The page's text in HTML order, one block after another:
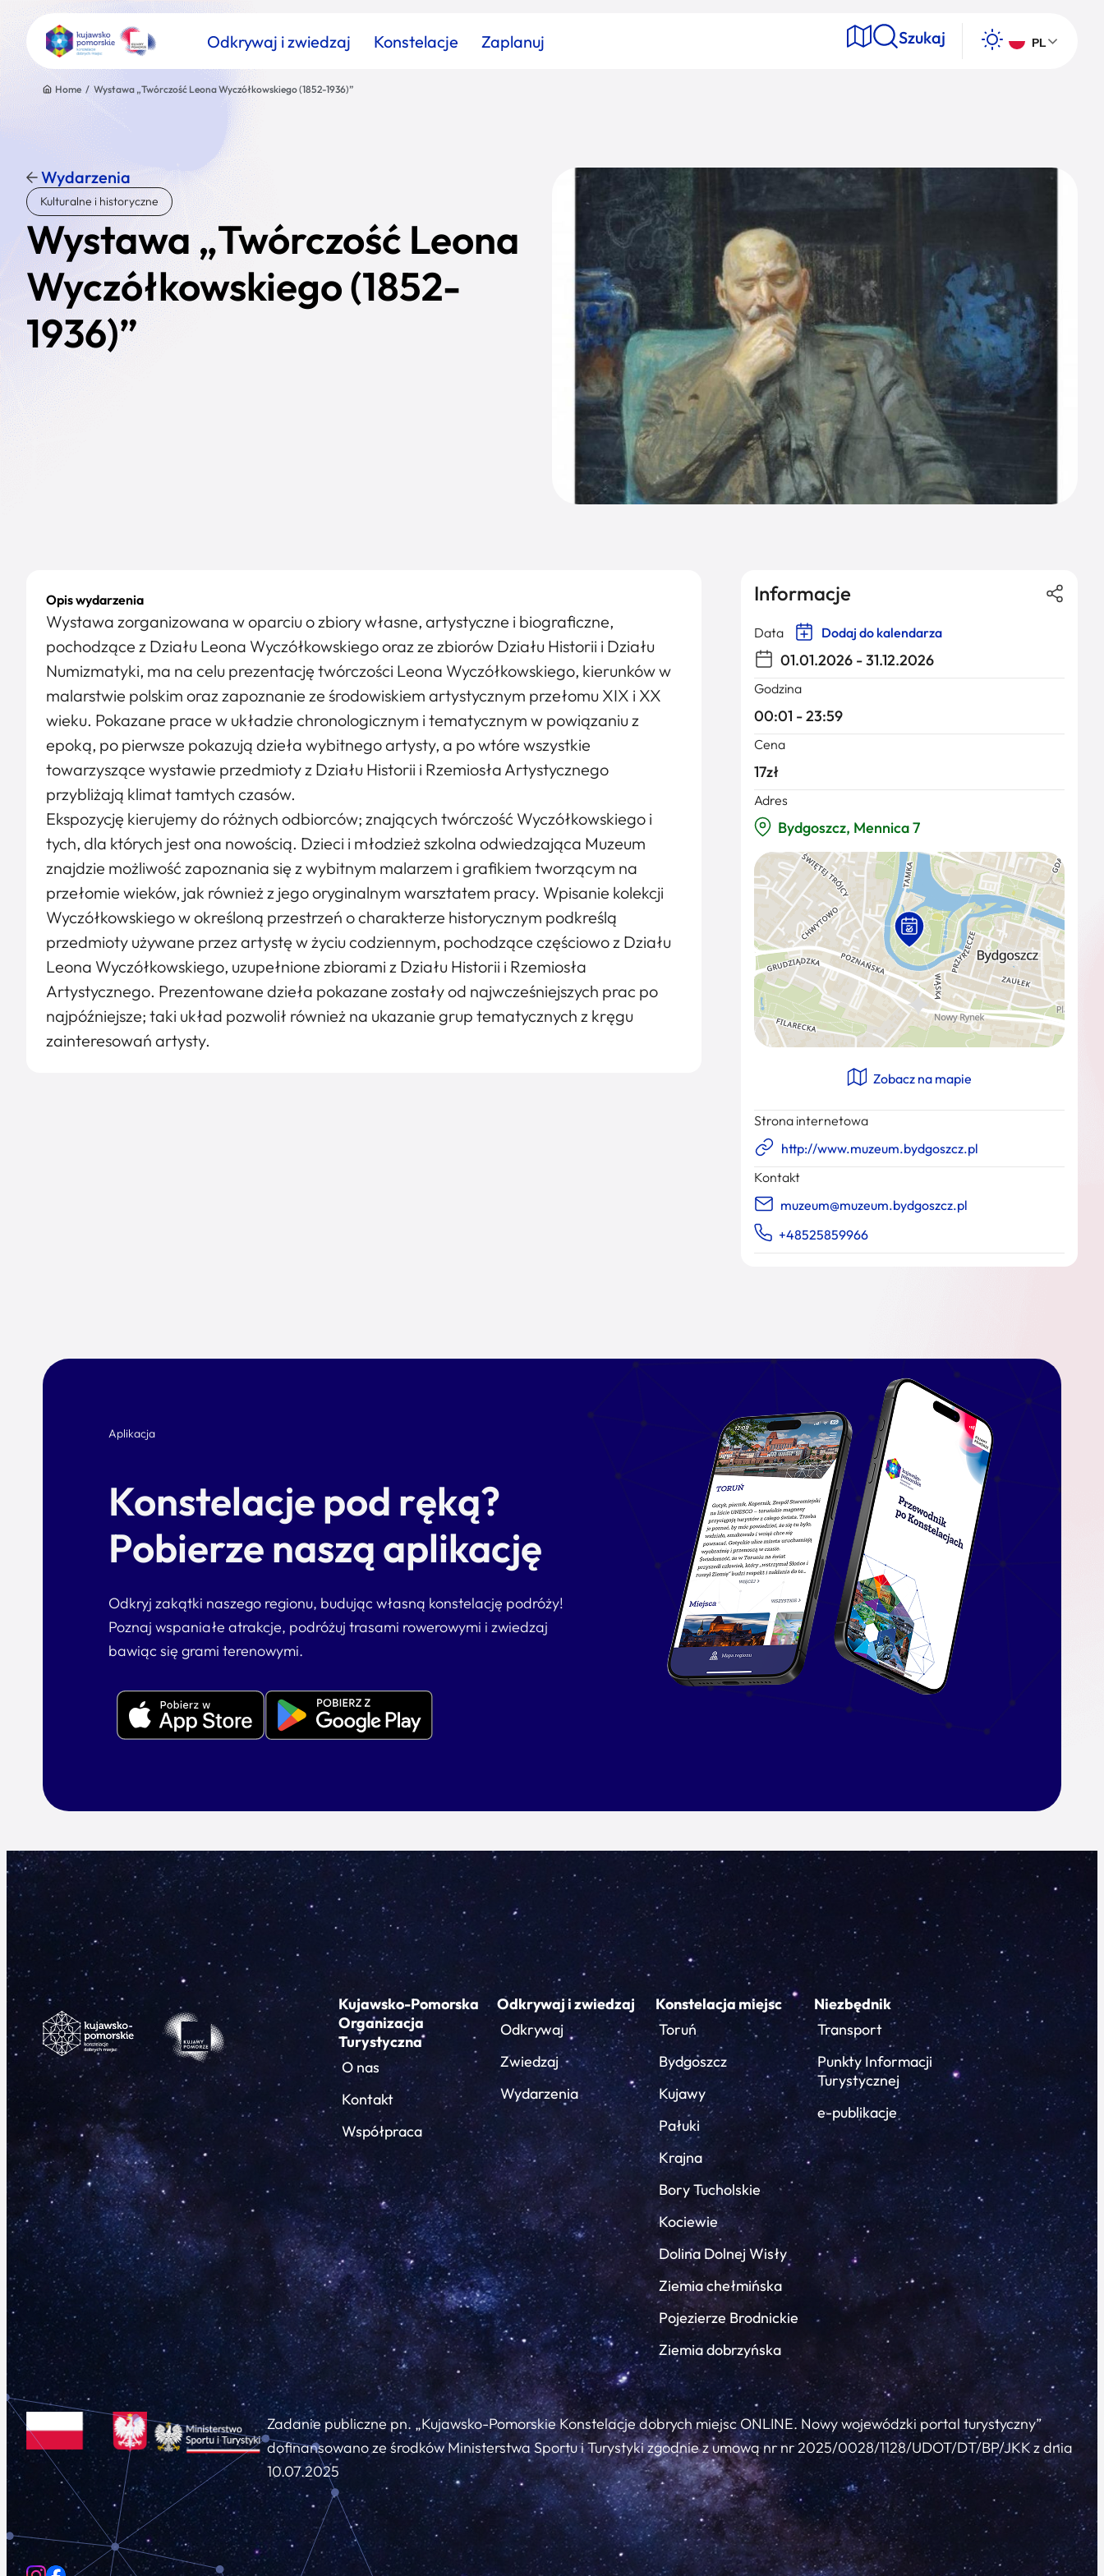
Odkrywaj i zwiedzaj Konstelacje Zaplanuj Szukaj PL
Znajdź atrakcję
Nazwa atrakcji Kategoria
Home / Wystawa „Twórczość Leona Wyczółkowskiego (1852-1936)”
Wydarzenia
Kulturalne i historyczne
Wystawa „Twórczość Leona
Wyczółkowskiego (1852-
1936)”
Opis wydarzenia
Wystawa zorganizowana w oparciu o zbiory własne, artystyczne i biograficzne,
pochodzące z Działu Leona Wyczółkowskiego oraz ze zbiorów Działu Historii i Działu
Numizmatyki, ma na celu prezentację twórczości Leona Wyczółkowskiego, kierunków w
malarstwie polskim oraz zapoznanie ze środowiskiem artystycznym przełomu XIX i XX
wieku. Pokazane prace w układzie chronologicznym i tematycznym w powiązaniu z
epoką, po pierwsze pokazują dzieła wybitnego artysty, a po wtóre wszystkie
towarzyszące wystawie przedmioty z Działu Historii i Rzemiosła Artystycznego
przybliżają klimat tamtych czasów.
Ekspozycję kierujemy do różnych odbiorców; znających twórczość Wyczółkowskiego i
tych, dla których jest ona nowością. Dzieci i młodzież szkolna odwiedzająca Muzeum
znajdzie możliwość zapoznania się z wybitnym malarzem i grafikiem tworzącym na
przełomie wieków, jak również z jego oryginalnym warsztatem pracy. Wpisanie kolekcji
Wyczółkowskiego w określoną przestrzeń o charakterze historycznym podkreślą
przedmioty używane przez artystę w życiu codziennym, pochodzące częściowo z Działu
Leona Wyczółkowskiego, uzupełnione zbiorami z Działu Historii i Rzemiosła
Artystycznego. Prezentowane dzieła pokazane zostały od najwcześniejszych prac po
najpóźniejsze; taki układ pozwolił również na ukazanie grup tematycznych z kręgu
zainteresowań artysty.
Informacje
Data Dodaj do kalendarza
01.01.2026 - 31.12.2026
Godzina
00:01 - 23:59
Cena
17zł
Adres
Bydgoszcz, Mennica 7
Zobacz na mapie
Strona internetowa
http://www.muzeum.bydgoszcz.pl
Kontakt
muzeum@muzeum.bydgoszcz.pl
+48525859966
Aplikacja
Konstelacje pod ręką?
Pobierze naszą aplikację
Odkryj zakątki naszego regionu, budując własną konstelację podróży!
Poznaj wspaniałe atrakcje, podróżuj trasami rowerowymi i zwiedzaj
bawiąc się grami terenowymi.
Kujawsko-Pomorska
Organizacja
Turystyczna
O nas
Kontakt
Współpraca
Odkrywaj i zwiedzaj
Odkrywaj
Zwiedzaj
Wydarzenia
Konstelacja miejsc
Toruń
Bydgoszcz
Kujawy
Pałuki
Krajna
Bory Tucholskie
Kociewie
Dolina Dolnej Wisły
Ziemia chełmińska
Pojezierze Brodnickie
Ziemia dobrzyńska
Niezbędnik
Transport
Punkty Informacji
Turystycznej
e-publikacje
Zadanie publiczne pn. „Kujawsko-Pomorskie Konstelacje dobrych miejsc ONLINE. Nowy wojewódzki portal turystyczny”
dofinansowano ze środków Ministerstwa Sportu i Turystyki zgodnie z umową nr nr 2025/0028/1128/UDOT/DT/BP/JKK z dnia
10.07.2025